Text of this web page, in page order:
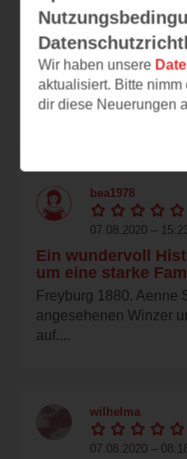
12.08.2020 –
Wundervoller
Inhalt: Aenne wächst
ihres Vater auf. Ihr
bea1978
07.08.2020 –
Ein wundervoll
um eine starke
Freyburg 1880. Aenne
angesehenen Winzer
auf....
wilhelma
07.08.2020 – 08:18
Wir haben unsere
aktualisiert. Bitte
dir diese Neuerungen